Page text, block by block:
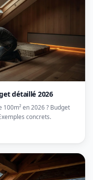
détaillé 2026
en 2026 ? Budget
concrets.